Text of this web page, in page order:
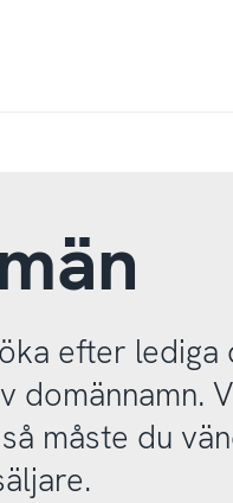
efter lediga
domännamn.
måste du